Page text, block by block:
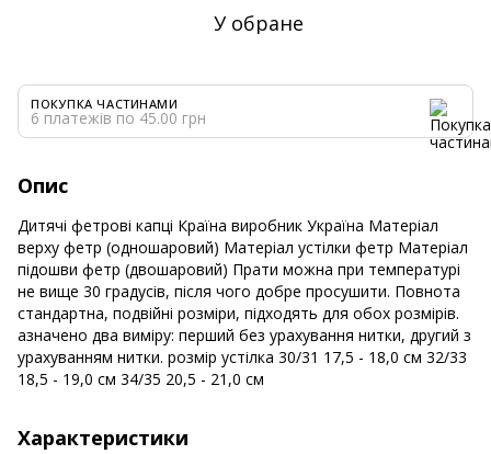
У обране
ПОКУПКА ЧАСТИНАМИ
6 платежів по 45.00 грн
Опис
Дитячі фетрові капці Країна виробник Україна Матеріал
верху фетр (одношаровий) Матеріал устілки фетр Матеріал
підошви фетр (двошаровий) Прати можна при температурі
не вище 30 градусів, після чого добре просушити. Повнота
стандартна, подвійні розміри, підходять для обох розмірів.
азначено два виміру: перший без урахування нитки, другий з
урахуванням нитки. розмір устілка 30/31 17,5 - 18,0 см 32/33
18,5 - 19,0 см 34/35 20,5 - 21,0 см
Характеристики